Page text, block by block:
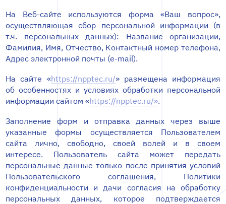
На Веб-сайте используются форма «Ваш вопрос»,
осуществляющая сбор персональной информации (в
т.ч. персональных данных): Название организации,
Фамилия, Имя, Отчество, Контактный номер телефона,
Адрес электронной почты (e-mail).
На сайте «https://npptec.ru/» размещена информация
об особенностях и условиях обработки персональной
информации сайтом «https://npptec.ru/».
Заполнение форм и отправка данных через выше
указанные формы осуществляется Пользователем
сайта лично, свободно, своей волей и в своем
интересе. Пользователь сайта может передать
персональные данные только после принятия условий
Пользовательского соглашения, Политики
конфиденциальности и дачи согласия на обработку
персональных данных, которое подтверждается